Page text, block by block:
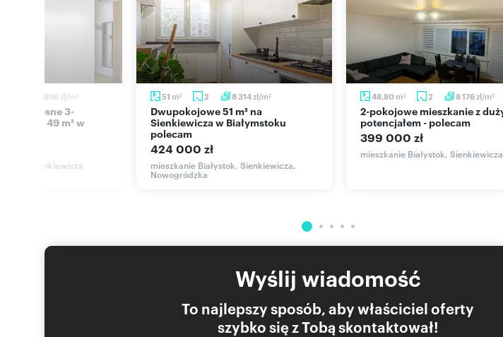
10 896 zł/m 2
49 m² w
Sienkiewicza
51 m2 2 8 314zł/m2
Dwupokojowe 51 m² na
Sienkiewicza w Białymstoku
polecam
424 000 zł
mieszkanie Białystok, Sienkiewicza,
Nowogródzka
48,80 m2 2 8 176zł/m2
2-pokojowe mieszkanie z dużym
potencjałem - polecam
399 000 zł
mieszkanie Białystok, Sienkiewicza
Wyślij wiadomość
To najlepszy sposób, aby właściciel oferty
szybko się z Tobą skontaktował!